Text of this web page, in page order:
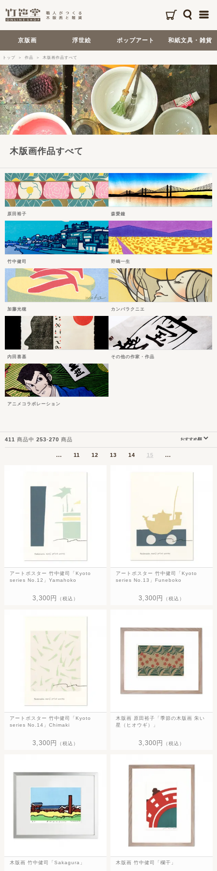
京版画 浮世絵 ポップアート 和紙文具・雑貨
トップ 作品 木版画作品すべて
木版画作品すべて
原田裕子 森愛鐘
竹中健司 野嶋一生
加藤光穂 カンバラクニエ
内田喜基 その他の作家・作品
アニメコラボレーション
411 商品中 253-270 商品
... 11 12 13 14 15 ...
アートポスター 竹中健司「Kyoto
series No.12」Yamahoko
3,300円 （税込）
アートポスター 竹中健司「Kyoto
series No.13」Funeboko
3,300円 （税込）
アートポスター 竹中健司「Kyoto
series No.14」Chimaki
3,300円 （税込）
木版画 原田裕子「季節の木版画 朱い
星（ヒオウギ）」
3,300円 （税込）
木版画 竹中健司「Sakagura」 木版画 竹中健司「欄干」